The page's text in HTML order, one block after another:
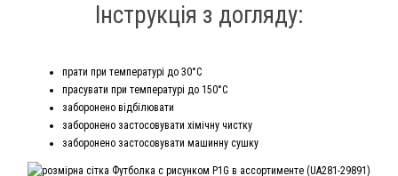
Інструкція з догляду:
прати при температурі до 30°С
прасувати при температурі до 150°С
заборонено відбілювати
заборонено застосовувати хімічну чистку
заборонено застосовувати машинну сушку